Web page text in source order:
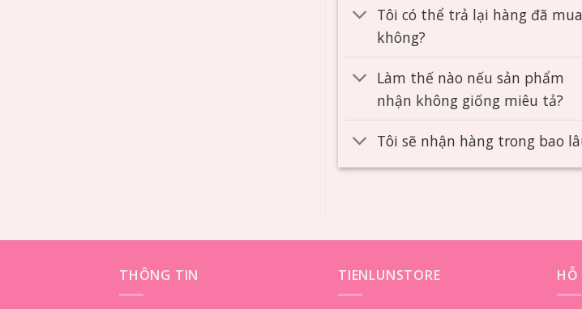
Tôi có thể trả lại hàng đã mua
không?
Làm thế nào nếu sản phẩm
nhận không giống miêu tả?
Tôi sẽ nhận hàng trong bao
THÔNG TIN TIENLUNSTORE HỖ